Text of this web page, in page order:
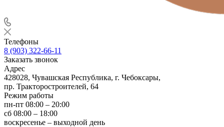
Телефоны
8 (903) 322-66-11
Заказать звонок
Адрес
428028, Чувашская Республика, г. Чебоксары,
пр. Тракторостроителей, 64
Режим работы
пн-пт 08:00 – 20:00
сб 08:00 – 18:00
воскресенье – выходной день